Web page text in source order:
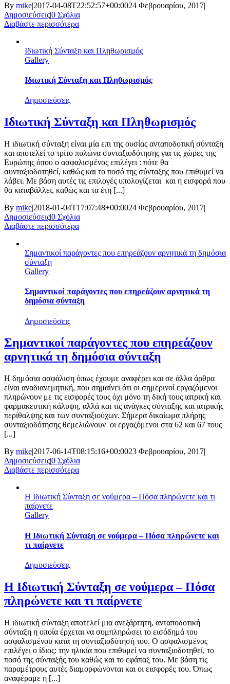
By mike|2017-04-08T22:52:57+00:0024 Φεβρουαρίου, 2017|
Δημοσιεύσεις|0 Σχόλια
Διαβάστε περισσότερα
Iδιωτική Σύνταξη και Πληθωρισμός
Gallery
Iδιωτική Σύνταξη και Πληθωρισμός
Δημοσιεύσεις
Iδιωτική Σύνταξη και Πληθωρισμός
Η ιδιωτική σύνταξη είναι μία επι της ουσίας ανταποδοτική σύνταξη
και αποτελεί το τρίτο πυλώνα συνταξιοδότησης για τις χώρες της
Ευρώπης όπου ο ασφαλισμένος επιλέγει : πότε θα
συνταξιοδοτηθεί, καθώς και το ποσό της σύνταξης που επιθυμεί να
λάβει. Με βάση αυτές τις επιλογές υπολογίζεται και η εισφορά που
θα καταβάλλει, καθώς και τα έτη [...]
By mike|2018-01-04T17:07:48+00:0024 Φεβρουαρίου, 2017|
Δημοσιεύσεις|0 Σχόλια
Διαβάστε περισσότερα
Σημαντικοί παράγοντες που επηρεάζουν αρνητικά τη δημόσια
σύνταξη
Gallery
Σημαντικοί παράγοντες που επηρεάζουν αρνητικά τη
δημόσια σύνταξη
Δημοσιεύσεις
Σημαντικοί παράγοντες που επηρεάζουν
αρνητικά τη δημόσια σύνταξη
Η δημόσια ασφάλιση όπως έχουμε αναφέρει και σε άλλα άρθρα
είναι αναδιανεμητική, που σημαίνει ότι οι σημερινοί εργαζόμενοι
πληρώνουν με τις εισφορές τους όχι μόνο τη δική τους ιατρική και
φαρμακευτική κάλυψη, αλλά και τις ανάγκες σύνταξης και ιατρικής
περίθαλψης και των συνταξιούχων. Σήμερα δικαίωμα πλήρης
συνταξιοδότησης θεμελιώνουν οι εργαζόμενοι στα 62 και 67 τους
[...]
By mike|2017-06-14T08:15:16+00:0023 Φεβρουαρίου, 2017|
Δημοσιεύσεις|0 Σχόλια
Διαβάστε περισσότερα
Η Ιδιωτική Σύνταξη σε νούμερα – Πόσα πληρώνετε και τι
παίρνετε
Gallery
Η Ιδιωτική Σύνταξη σε νούμερα – Πόσα πληρώνετε και
τι παίρνετε
Δημοσιεύσεις
Η Ιδιωτική Σύνταξη σε νούμερα – Πόσα
πληρώνετε και τι παίρνετε
Η ιδιωτική σύνταξη αποτελεί μια ανεξάρτητη, ανταποδοτική
σύνταξη η οποία έρχεται να συμπληρώσει το εισόδημά του
ασφαλισμένου κατά τη συνταξιοδότησή του. Ο ασφαλισμένος
επιλέγει ο ίδιος: την ηλικία που επιθυμεί να συνταξιοδοτηθεί, το
ποσό της σύνταξής του καθώς και το εφάπαξ του. Mε βάση τις
παραμέτρους αυτές διαμορφώνονται και οι εισφορές του. Όπως
αναφέραμε η [...]